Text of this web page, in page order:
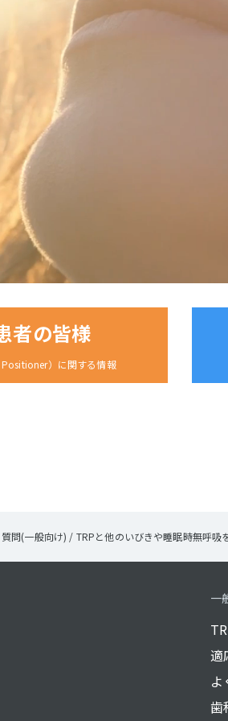
者の皆様
）に関する情報
問(一般向け) / TRPと他のいびきや睡眠時無呼吸
一
適
よ
歯